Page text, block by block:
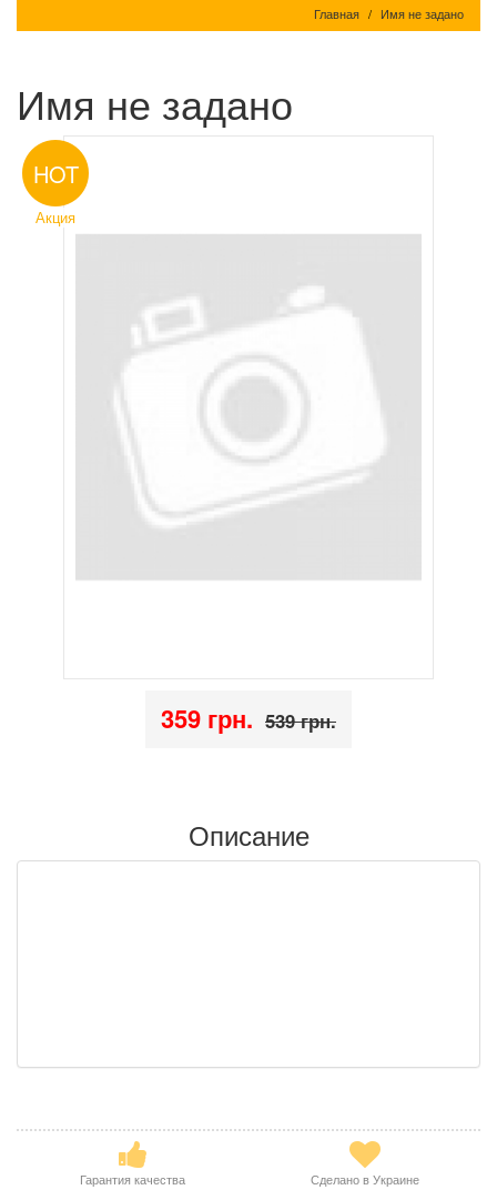
Главная Имя не задано
Имя не задано
HOT
Акция
359 грн. 539 грн.
Описание
Гарантия качества Сделано в Украине